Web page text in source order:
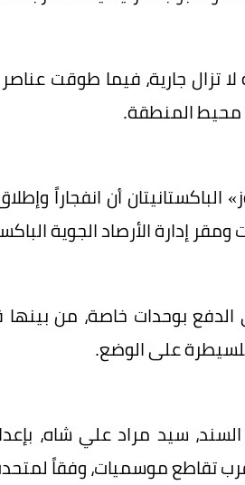
تزال جارية، فيما طوقت
محيط المنطقة.
الباكستانيتان أن انفجاراً
إدارة الأرصاد الجوية
الدفع بوحدات خاصة، من
على الوضع.
سيد مراد علي شاه،
تقاطع موسميات، وفقاً